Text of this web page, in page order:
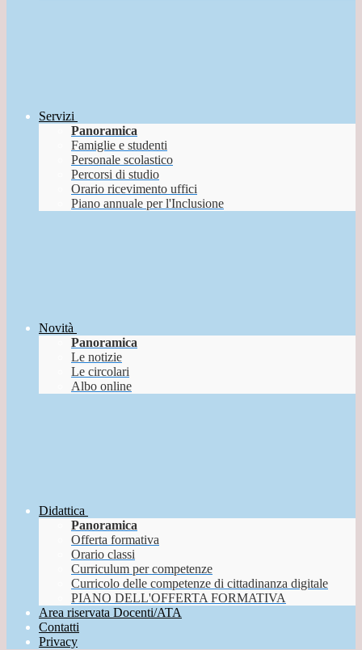
Servizi
Panoramica
Famiglie e studenti
Personale scolastico
Percorsi di studio
Orario ricevimento uffici
Piano annuale per l'Inclusione
Novità
Panoramica
Le notizie
Le circolari
Albo online
Didattica
Panoramica
Offerta formativa
Orario classi
Curriculum per competenze
Curricolo delle competenze di cittadinanza digitale
PIANO DELL'OFFERTA FORMATIVA
Area riservata Docenti/ATA
Contatti
Privacy